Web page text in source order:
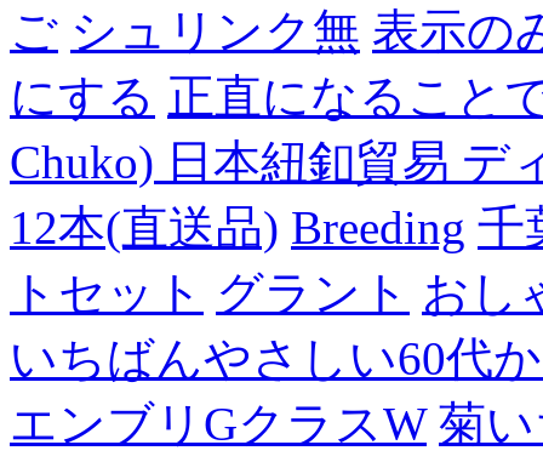
ご シュリンク無 表示の
にする 正直になること
Chuko) 日本紐釦貿易 デ
12本(直送品) Breeding 千
トセット グラント おし
いちばんやさしい60代
エンブリGクラスW 菊